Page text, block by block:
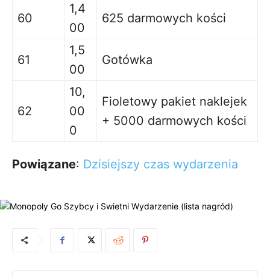
60
1,4
00
625 darmowych kości
61
1,5
00
Gotówka
62
10,
00
0
Fioletowy pakiet naklejek
+ 5000 darmowych kości
Powiązane: Dzisiejszy czas wydarzenia